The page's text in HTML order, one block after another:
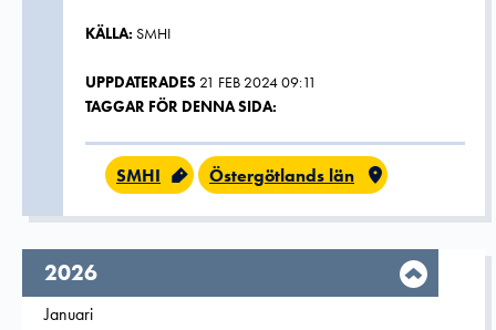
KÄLLA: SMHI
UPPDATERADES 21 FEB 2024 09:11
TAGGAR FÖR DENNA SIDA:
SMHI Östergötlands län
År,
2026
Filtrera på
Januari